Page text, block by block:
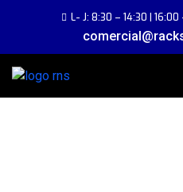
L- J: 8:30 – 14:30 |